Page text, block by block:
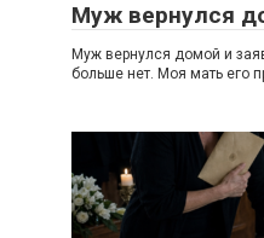
Муж вернулся
Муж вернулся домой и
больше нет. Моя мать его